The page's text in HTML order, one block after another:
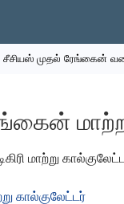
சீசியஸ் முதல் ரேங்கைன்
மாற்று
கால்குலேட்டர்